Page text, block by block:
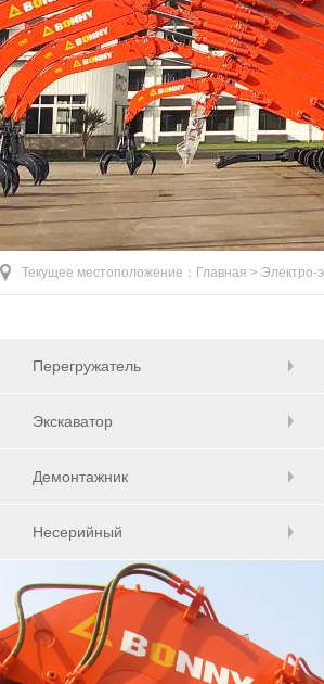
Текущее местоположение： Главная > Электро-
Перегружатель
Экскаватор
Демонтажник
Несерийный